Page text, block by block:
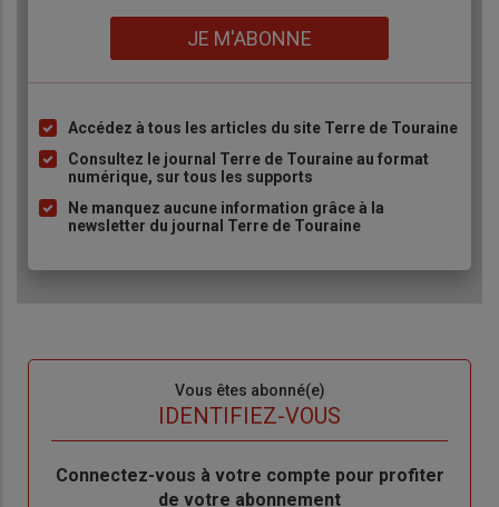
JE M'ABONNE
Liste
à
puce
Accédez à tous les articles du site Terre de Touraine
Consultez le journal Terre de Touraine au format
numérique, sur tous les supports
Ne manquez aucune information grâce à la
newsletter du journal Terre de Touraine
Vous êtes abonné(e)
IDENTIFIEZ-VOUS
Body
Connectez-vous à votre compte pour profiter
de votre abonnement